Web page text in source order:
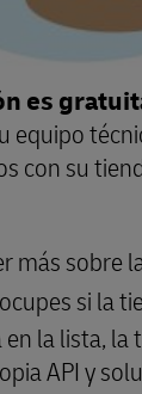
es
equipo
con su
más sobre
si la
la lista,
API y